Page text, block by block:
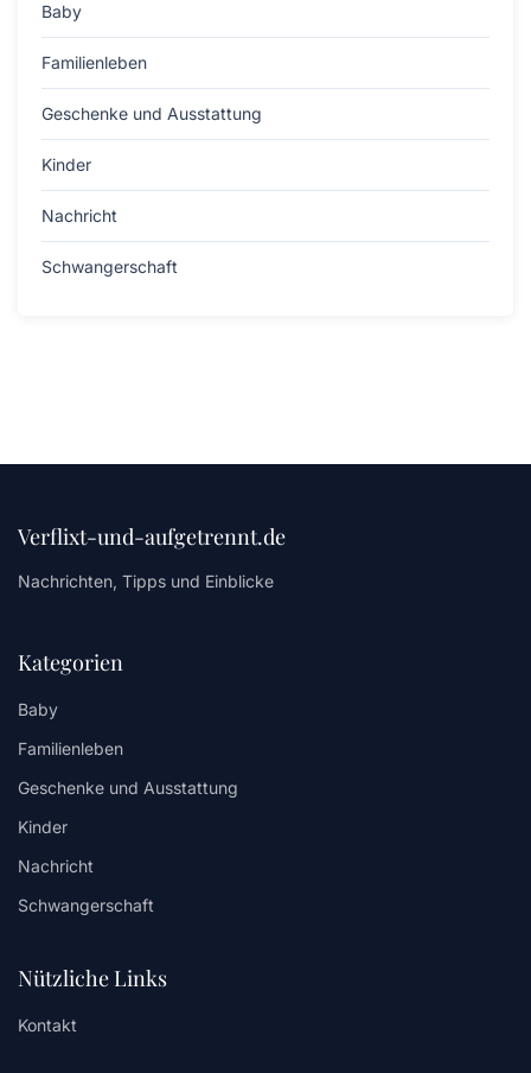
Baby
Familienleben
Geschenke und Ausstattung
Kinder
Nachricht
Schwangerschaft
Verflixt-und-aufgetrennt.de
Nachrichten, Tipps und Einblicke
Kategorien
Baby
Familienleben
Geschenke und Ausstattung
Kinder
Nachricht
Schwangerschaft
Nützliche Links
Kontakt